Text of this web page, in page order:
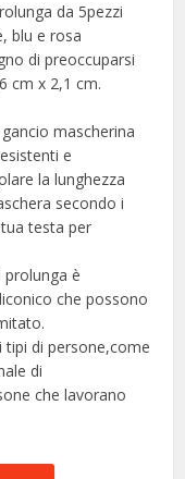
da 5pezzi
blu e rosa
di preoccuparsi
cm x 2,1 cm.
mascherina
e
la lunghezza
secondo i
testa per
prolunga è
che possono
di persone,come
di
che lavorano